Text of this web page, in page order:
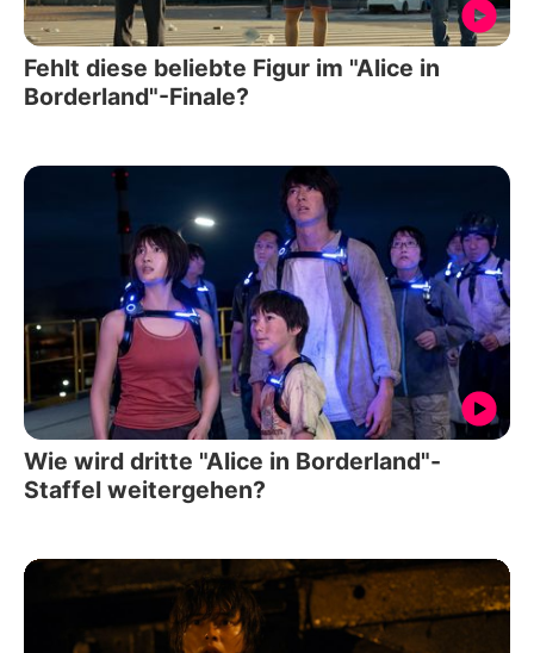
Fehlt diese beliebte Figur im "Alice in
Borderland"-Finale?
Wie wird dritte "Alice in Borderland"-
Staffel weitergehen?